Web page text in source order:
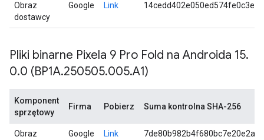
Obraz
dostawcy
Google Link
Pliki binarne Pixela 9 Pro Fold na Androida 15.
0.0 (BP1A.250505.005.A1)
Komponent
sprzętowy
Firma Pobierz Suma kontrolna SHA-256
Obraz
Google Link